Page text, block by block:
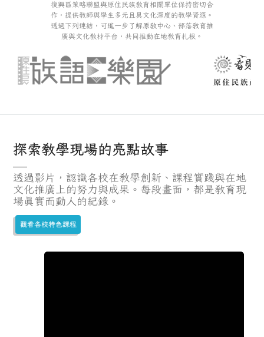
繼續閱讀
復興區策略聯盟與原住民族教育相關單位保持密切合
作，提供教師與學生多元且具文化深度的教學資源。
透過下列連結，可進一步了解原教中心、部落教育推
廣與文化教材平台，共同推動在地教育扎根。
探索教學現場的亮點故事
透過影片，認識各校在教學創新、課程實踐與在地
文化推廣上的努力與成果。每段畫面，都是教育現
場真實而動人的紀錄。
觀看各校特色課程